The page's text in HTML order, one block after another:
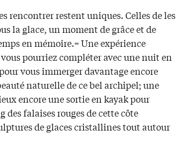
rencontrer restent uniques. Celles de les
la glace, un moment de grâce et de
en mémoire.= Une expérience
pourriez compléter avec une nuit en
vous immerger davantage encore
naturelle de ce bel archipel; une
encore une sortie en kayak pour
falaises rouges de cette côte
de glaces cristallines tout autour